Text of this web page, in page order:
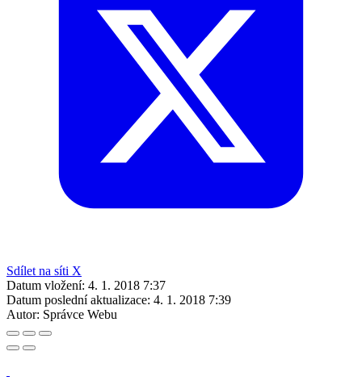
Sdílet na síti X
Datum vložení: 4. 1. 2018 7:37
Datum poslední aktualizace: 4. 1. 2018 7:39
Autor: Správce Webu